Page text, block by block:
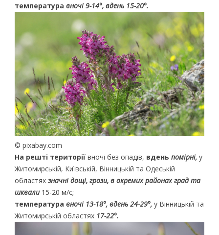
температура вночі 9-14°, вдень 15-20°.
© pixabay.com
На решті територіївночі без опадів, вдень помірні,у
Житомирській, Київській, Вінницькій та Одеській
областяхзначні дощі, грози, в окремих районах град та
шквали 15-20 м/с;
температура вночі 13-18°, вдень 24-29°,у Вінницькій та
Житомирській областях 17-22°.